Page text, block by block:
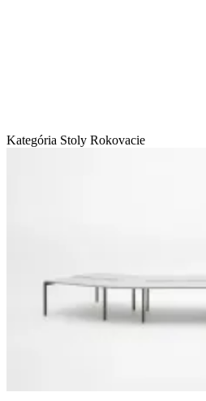
Kategória Stoly Rokovacie